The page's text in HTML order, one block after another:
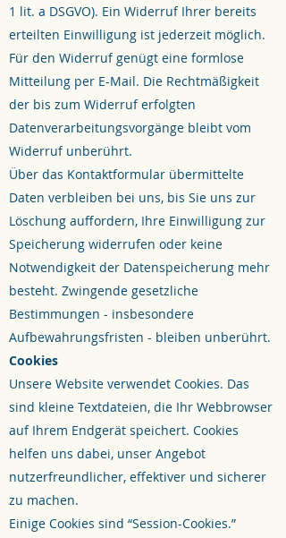
1 lit. a DSGVO). Ein Widerruf Ihrer bereits
erteilten Einwilligung ist jederzeit möglich.
Für den Widerruf genügt eine formlose
Mitteilung per E-Mail. Die Rechtmäßigkeit
der bis zum Widerruf erfolgten
Datenverarbeitungsvorgänge bleibt vom
Widerruf unberührt.
Über das Kontaktformular übermittelte
Daten verbleiben bei uns, bis Sie uns zur
Löschung auffordern, Ihre Einwilligung zur
Speicherung widerrufen oder keine
Notwendigkeit der Datenspeicherung mehr
besteht. Zwingende gesetzliche
Bestimmungen - insbesondere
Aufbewahrungsfristen - bleiben unberührt.
Cookies
Unsere Website verwendet Cookies. Das
sind kleine Textdateien, die Ihr Webbrowser
auf Ihrem Endgerät speichert. Cookies
helfen uns dabei, unser Angebot
nutzerfreundlicher, effektiver und sicherer
zu machen.
Einige Cookies sind “Session-Cookies.”